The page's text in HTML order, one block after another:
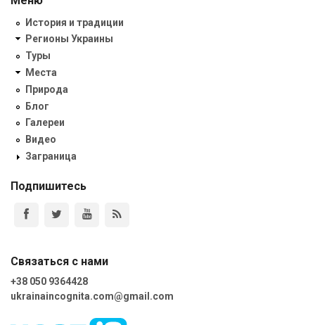
История и традиции
Регионы Украины
Туры
Места
Природа
Блог
Галереи
Видео
Заграница
Подпишитесь
Связаться с нами
+38 050 9364428
ukrainaincognita.com@gmail.com